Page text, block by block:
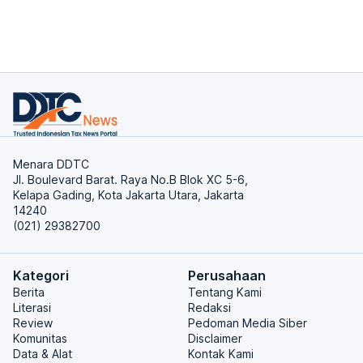
Menara DDTC
Jl. Boulevard Barat. Raya No.B Blok XC 5-6,
Kelapa Gading, Kota Jakarta Utara, Jakarta
14240
(021) 29382700
Kategori
Berita
Literasi
Review
Komunitas
Data & Alat
Perusahaan
Tentang Kami
Redaksi
Pedoman Media Siber
Disclaimer
Kontak Kami